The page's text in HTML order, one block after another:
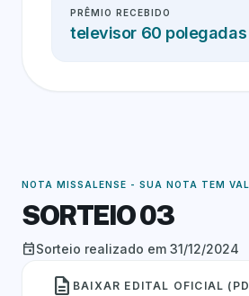
PRÊMIO RECEBIDO
televisor 60 polegadas
NOTA MISSALENSE - SUA NOTA TEM
SORTEIO 03
eventSorteio realizado em 31/12/2024
description BAIXAR EDITAL OFICIAL